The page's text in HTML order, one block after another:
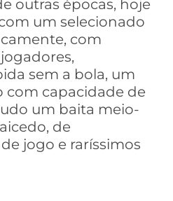
outras épocas, hoje
um selecionado
com
sem a bola, um
com capacidade de
um baita meio-
de
jogo e raríssimos